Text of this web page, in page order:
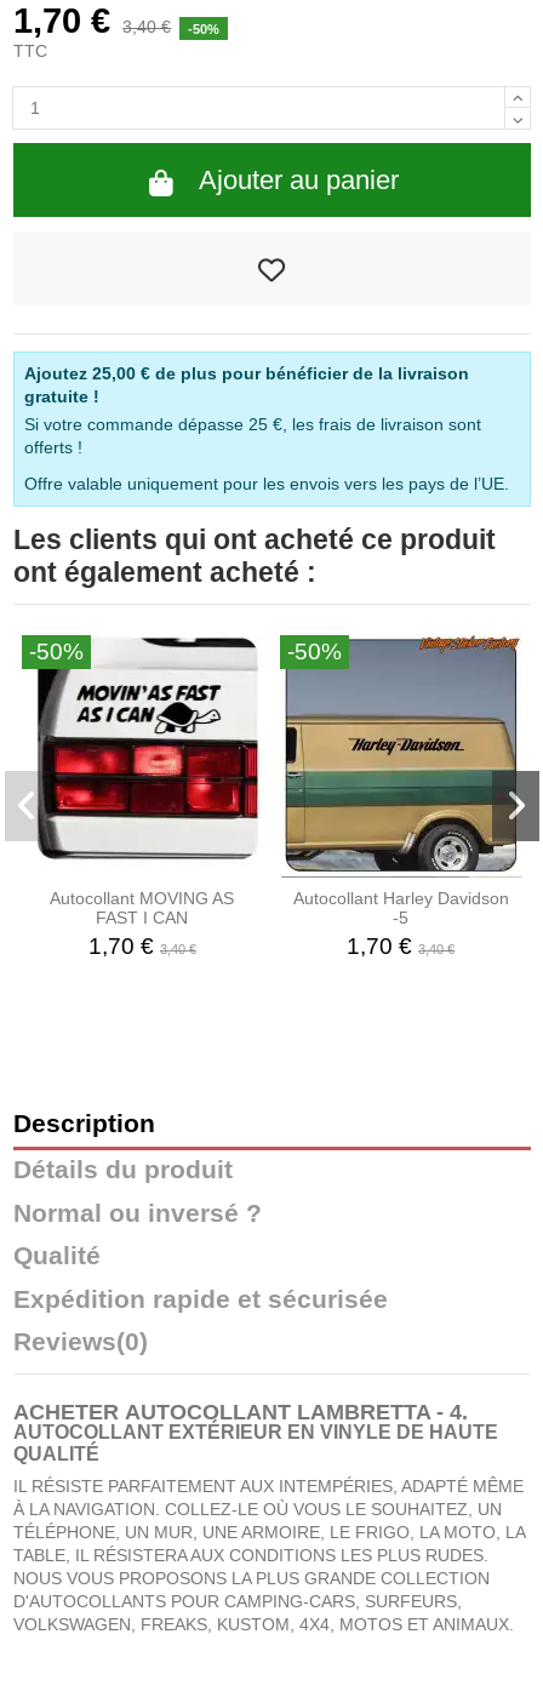
1,70 € 3,40 € -50%
TTC
Ajouter au panier
Ajoutez 25,00 €de plus pour bénéficier de la livraison
gratuite !
Si votre commande dépasse 25 €, les frais de livraison sont
offerts !
Offre valable uniquement pour les envois vers les pays de l’UE.
Les clients qui ont acheté ce produit
ont également acheté :
-50%
Autocollant MOVING AS
FAST I CAN
1,70 € 3,40 €
-50%
Autocollant Harley Davidson
-5
1,70 €3,40 €
Description
Détails du produit
Normal ou inversé ?
Qualité
Expédition rapide et sécurisée
Reviews(0)
ACHETER AUTOCOLLANT LAMBRETTA - 4.
AUTOCOLLANT EXTÉRIEUR EN VINYLE DE HAUTE
QUALITÉ
IL RÉSISTE PARFAITEMENT AUX INTEMPÉRIES, ADAPTÉ MÊME
À LA NAVIGATION. COLLEZ-LE OÙ VOUS LE SOUHAITEZ, UN
TÉLÉPHONE, UN MUR, UNE ARMOIRE, LE FRIGO, LA MOTO, LA
TABLE, IL RÉSISTERA AUX CONDITIONS LES PLUS RUDES.
NOUS VOUS PROPOSONS LA PLUS GRANDE COLLECTION
D'AUTOCOLLANTS POUR CAMPING-CARS, SURFEURS,
VOLKSWAGEN, FREAKS, KUSTOM, 4X4, MOTOS ET ANIMAUX.